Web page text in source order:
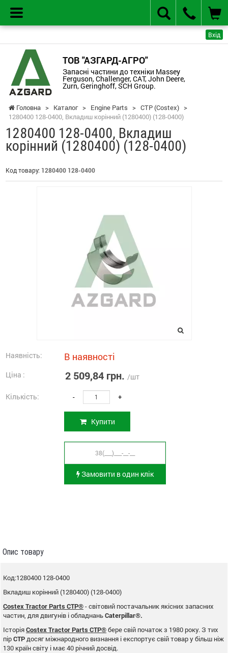
Вхід
ТОВ "АЗГАРД-АГРО"
Запасні частини до техніки Massey
Ferguson, Challenger, CAT, John Deere,
Zurn, Geringhoff, SCH Group.
Головна > Каталог > Engine Parts > CTP (Costex) >
1280400 128-0400, Вкладиш корінний (1280400) (128-0400)
1280400 128-0400, Вкладиш
корінний (1280400) (128-0400)
Код товару: 1280400 128-0400
Наявність: В наявності
Ціна : 2 509,84 грн. /шт
Кількість: - +
Купити
Замовити в один клік
Опис товару
Код:1280400 128-0400
Вкладиш корінний (1280400) (128-0400)
Costex Tractor Parts CTP®- світовий постачальник якісних запасних
частин, для двигунів і обладнаньCaterpillar®.
ІсторіяCostex Tractor Parts CTP®бере свій початок з 1980 року. З тих
пірCTP досяг міжнародного визнання і експортує свій товар у більш ніж
130 країн світу і має 40 річний досвід.